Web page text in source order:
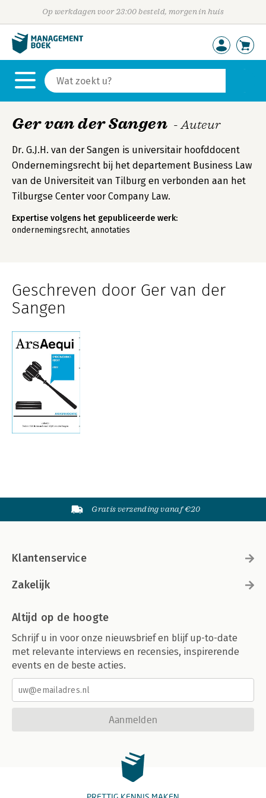
Op werkdagen voor 23:00 besteld, morgen in huis
Ger van der Sangen - Auteur
Dr. G.J.H. van der Sangen is universitair hoofddocent
Ondernemingsrecht bij het departement Business Law
van de Universiteit van Tilburg en verbonden aan het
Tilburgse Center voor Company Law.
Expertise volgens het gepubliceerde werk:
ondernemingsrecht, annotaties
Geschreven door Ger van der
Sangen
Gratis verzending vanaf €20
Klantenservice
Zakelijk
Altijd op de hoogte
Schrijf u in voor onze nieuwsbrief en blijf up-to-date
met relevante interviews en recensies, inspirerende
events en de beste acties.
Aanmelden